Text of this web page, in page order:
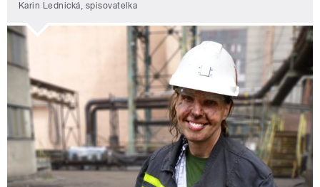
Karin Lednická, spisovatelka